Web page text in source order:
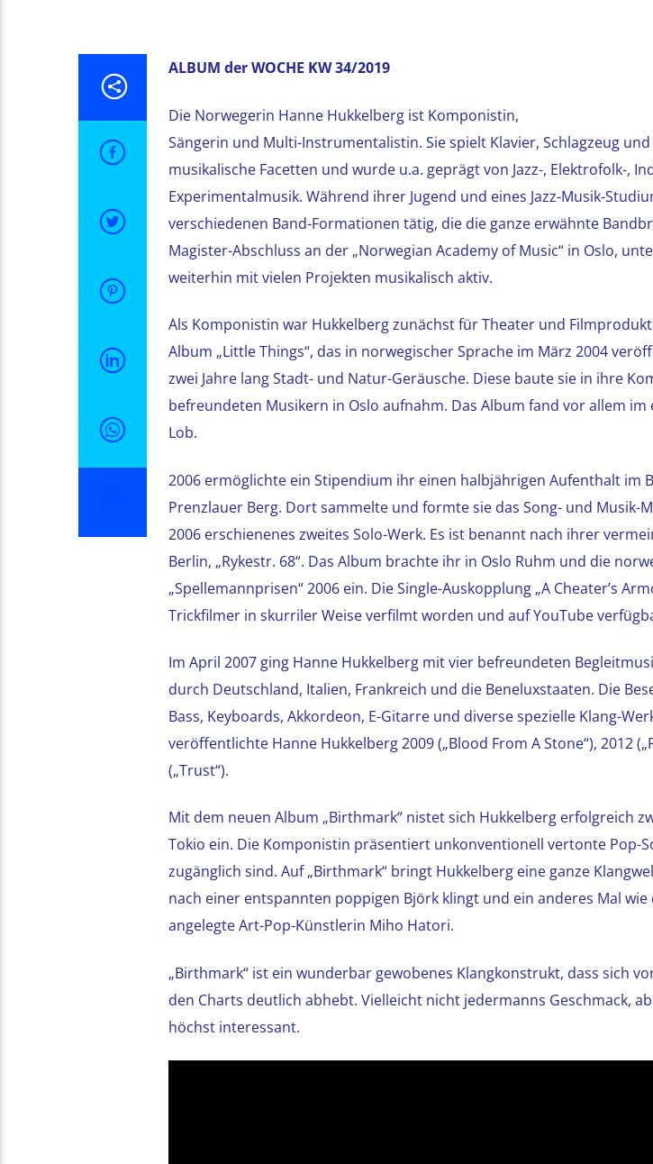
ALBUM der WOCHE KW 34/2019
Die Norwegerin Hanne Hukkelberg ist Komponistin,
Sängerin und Multi-Instrumentalistin. Sie spielt Klavier, Schlagzeug
musikalische Facetten und wurde u.a. geprägt von Jazz-, Elektrofolk-,
Experimentalmusik. Während ihrer Jugend und eines Jazz-Musik-
verschiedenen Band-Formationen tätig, die die ganze erwähnte
Magister-Abschluss an der „Norwegian Academy of Music“ in Oslo,
weiterhin mit vielen Projekten musikalisch aktiv.
Als Komponistin war Hukkelberg zunächst für Theater und
Album „Little Things“, das in norwegischer Sprache im März 2004
zwei Jahre lang Stadt- und Natur-Geräusche. Diese baute sie in ihre
befreundeten Musikern in Oslo aufnahm. Das Album fand vor allem im
Lob.
2006 ermöglichte ein Stipendium ihr einen halbjährigen Aufenthalt im
Prenzlauer Berg. Dort sammelte und formte sie das Song- und Musik-
2006 erschienenes zweites Solo-Werk. Es ist benannt nach ihrer
Berlin, „Rykestr. 68“. Das Album brachte ihr in Oslo Ruhm und die
„Spellemannprisen“ 2006 ein. Die Single-Auskopplung „A Cheater’s
Trickfilmer in skurriler Weise verfilmt worden und auf YouTube
Im April 2007 ging Hanne Hukkelberg mit vier befreundeten
durch Deutschland, Italien, Frankreich und die Beneluxstaaten. Die
Bass, Keyboards, Akkordeon, E-Gitarre und diverse spezielle Klang-
veröffentlichte Hanne Hukkelberg 2009 („Blood From A Stone“), 2012
(„Trust“).
Mit dem neuen Album „Birthmark“ nistet sich Hukkelberg erfolgreich
Tokio ein. Die Komponistin präsentiert unkonventionell vertonte Pop-
zugänglich sind. Auf „Birthmark“ bringt Hukkelberg eine ganze
nach einer entspannten poppigen Björk klingt und ein anderes Mal
angelegte Art-Pop-Künstlerin Miho Hatori.
„Birthmark“ ist ein wunderbar gewobenes Klangkonstrukt, dass sich
den Charts deutlich abhebt. Vielleicht nicht jedermanns Geschmack,
höchst interessant.